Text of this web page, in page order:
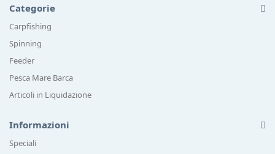
Categorie
Carpfishing
Spinning
Feeder
Pesca Mare Barca
Articoli in Liquidazione
Informazioni
Speciali